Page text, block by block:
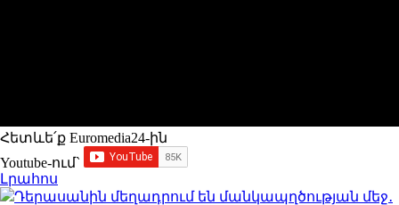
Հետևե՛ք Euromedia24-ին
Youtube-ում`
Լրահոս
Դերասանին մեղադրում են մանկապղծության մեջ․